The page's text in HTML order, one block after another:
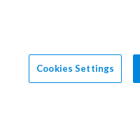
Cookies Settings